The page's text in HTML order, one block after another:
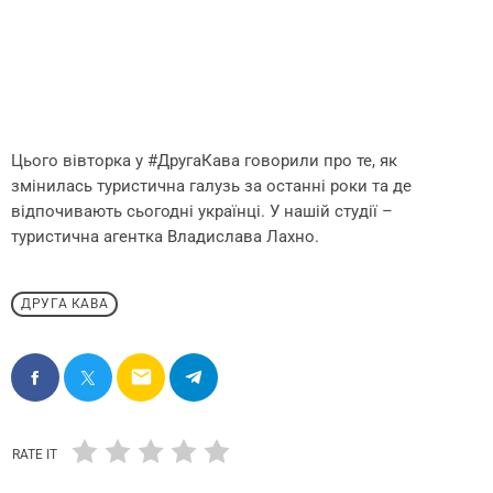
Цього вівторка у #ДругаКава говорили про те, як
змінилась туристична галузь за останні роки та де
відпочивають сьогодні українці. У нашій студії –
туристична агентка Владислава Лахно.
ДРУГА КАВА
email
RATE IT